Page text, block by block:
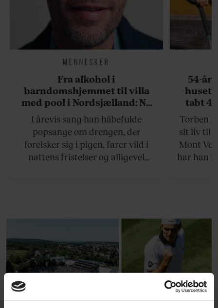
MENNESKER
Fra alkohol i
barndomshjemmet til villa
med pool i Nordsjælland: Nu
skal du høre sandheden om
Rasmus Seebach
I årevis sang han håbefulde
popsange om drengen, der
forelsker sig i pigen, farer vild i
nattens fristelser og alligevel
blevet voksen. Her indtager
fortællerens plads i et portræt om
arv, angst, familieliv, frygten for
at miste stemmen og den
livsglæde, han nægter at give slip
54-
huset
tabt
Torben
sit liv til
Mont
har han